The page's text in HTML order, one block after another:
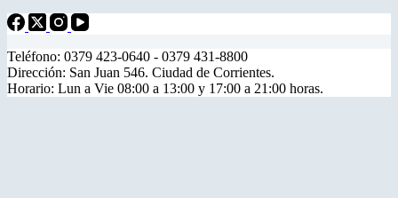
Teléfono: 0379 423-0640 - 0379 431-8800
Dirección: San Juan 546. Ciudad de Corrientes.
Horario: Lun a Vie 08:00 a 13:00 y 17:00 a 21:00 horas.